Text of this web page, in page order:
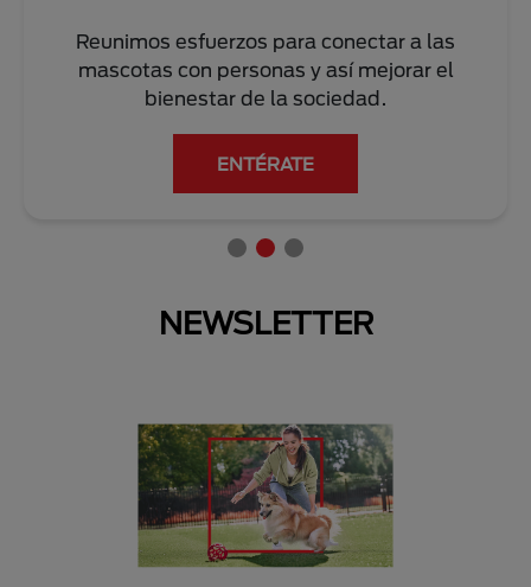
conectar a las
y así mejorar el
Brindamos la más alta
nutricional en alimentos
NEWSLETTER